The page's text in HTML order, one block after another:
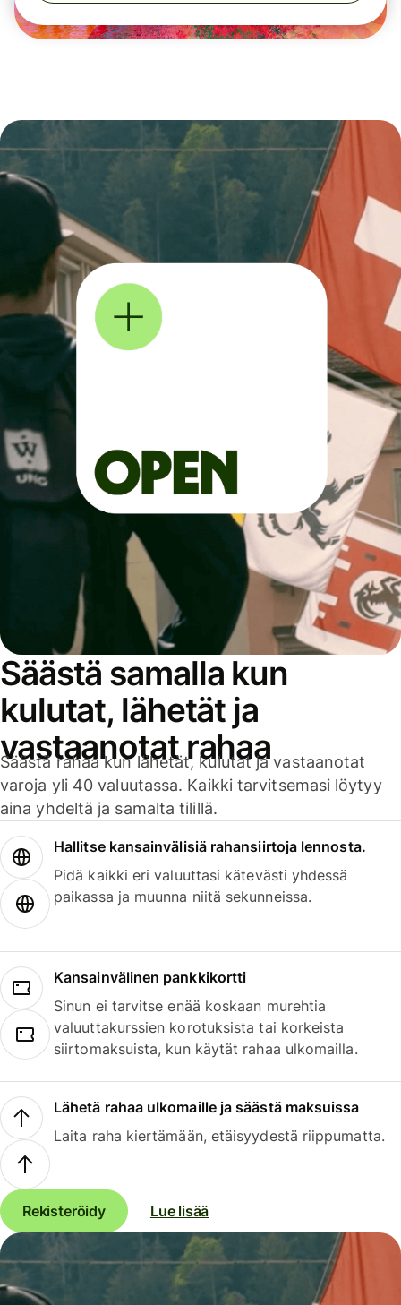
Säästä samalla kun
kulutat, lähetät ja
vastaanotat rahaa
Säästä rahaa kun lähetät, kulutat ja vastaanotat
varoja yli 40 valuutassa. Kaikki tarvitsemasi löytyy
aina yhdeltä ja samalta tilillä.
Hallitse kansainvälisiä rahansiirtoja lennosta.
Pidä kaikki eri valuuttasi kätevästi yhdessä
paikassa ja muunna niitä sekunneissa.
Kansainvälinen pankkikortti
Sinun ei tarvitse enää koskaan murehtia
valuuttakurssien korotuksista tai korkeista
siirtomaksuista, kun käytät rahaa ulkomailla.
Lähetä rahaa ulkomaille ja säästä maksuissa
Laita raha kiertämään, etäisyydestä riippumatta.
Rekisteröidy Lue lisää